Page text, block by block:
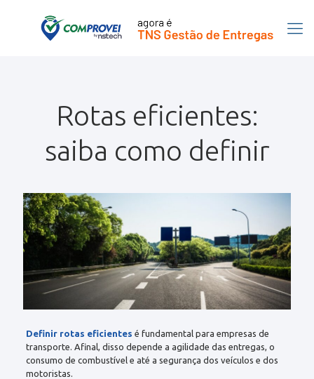
Rotas eficientes:
saiba como definir
Definir rotas eficientes é fundamental para empresas de
transporte. Afinal, disso depende a agilidade das entregas, o
consumo de combustível e até a segurança dos veículos e dos
motoristas.